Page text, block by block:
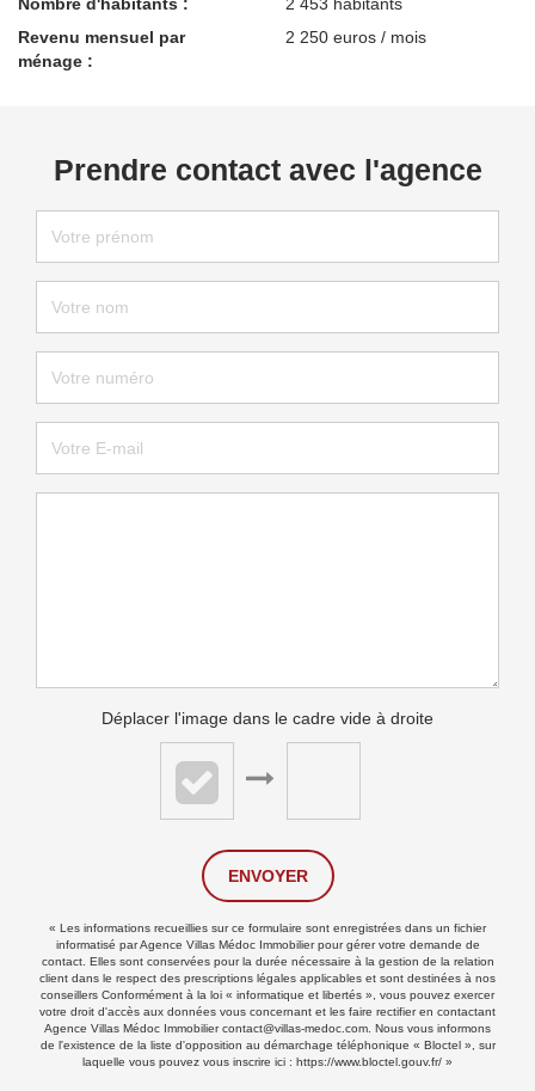
Revenu mensuel par
ménage :
2 250 euros / mois
Prendre contact avec l'agence
Déplacer l'image dans le cadre vide à droite
ENVOYER
« Les informations recueillies sur ce formulaire sont enregistrées dans un fichier
informatisé par Agence Villas Médoc Immobilier pour gérer votre demande de
contact. Elles sont conservées pour la durée nécessaire à la gestion de la relation
client dans le respect des prescriptions légales applicables et sont destinées à nos
conseillers Conformément à la loi « informatique et libertés », vous pouvez exercer
votre droit d'accès aux données vous concernant et les faire rectifier en contactant
Agence Villas Médoc Immobilier contact@villas-medoc.com. Nous vous informons
de l'existence de la liste d'opposition au démarchage téléphonique « Bloctel », sur
laquelle vous pouvez vous inscrire ici : https://www.bloctel.gouv.fr/ »